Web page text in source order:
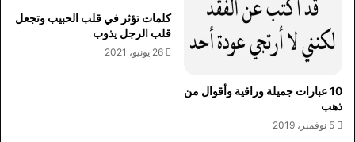
10 عبارات جميلة وراقية وأقوال من
ذهب
5 نوفمبر، 2019
كلمات تؤثر في قلب الحبيب وتجعل
قلب الرجل يذوب
26 يونيو، 2021